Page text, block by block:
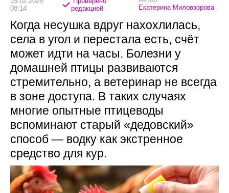
08:14
редакцией
Екатерина Миловзорова
Когда несушка вдруг нахохлилась,
села в угол и перестала есть, счёт
может идти на часы. Болезни у
домашней птицы развиваются
стремительно, а ветеринар не всегда
в зоне доступа. В таких случаях
многие опытные птицеводы
вспоминают старый «дедовский»
способ — водку как экстренное
средство для кур.